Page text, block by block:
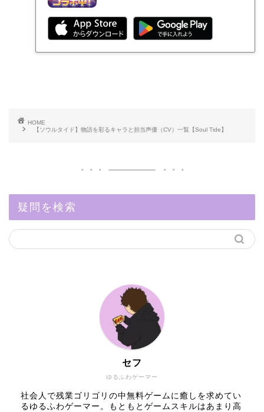
HOME
【ソウルタイド】物語を彩るキャラと担当声優（CV）一覧【Soul Tide】
疑問を検索
ゆるふわゲーマー
セフ
社会人で残業ゴリゴリの中無料ゲームに癒しを求めてい
るゆるふわゲーマー。もともとゲームスキルはあまり高